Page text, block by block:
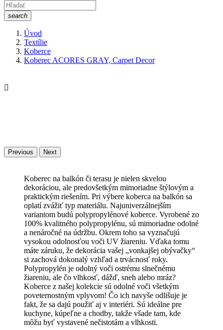
search
Úvod
Textílie
Koberce
Koberec ACORES GRAY, Carpet Decor

Previous Next
Koberec na balkón či terasu je nielen skvelou
dekoráciou, ale predovšetkým mimoriadne štýlovým a
praktickým riešením. Pri výbere koberca na balkón sa
oplatí zvážiť typ materiálu. Najuniverzálnejším
variantom budú polypropylénové koberce. Vyrobené zo
100% kvalitného polypropylénu, sú mimoriadne odolné
a nenáročné na údržbu. Okrem toho sa vyznačujú
vysokou odolnosťou voči UV žiareniu. Vďaka tomu
máte záruku, že dekorácia vašej „vonkajšej obývačky“
si zachová dokonalý vzhľad a trvácnosť roky.
Polypropylén je odolný voči ostrému slnečnému
žiareniu, ale čo vlhkosť, dážď, sneh alebo mráz?
Koberce z našej kolekcie sú odolné voči všetkým
poveternostným vplyvom! Čo ich navyše odlišuje je
fakt, že sa dajú použiť aj v interiéri. Sú ideálne pre
kuchyne, kúpeľne a chodby, takže všade tam, kde
môžu byť vystavené nečistotám a vlhkosti.